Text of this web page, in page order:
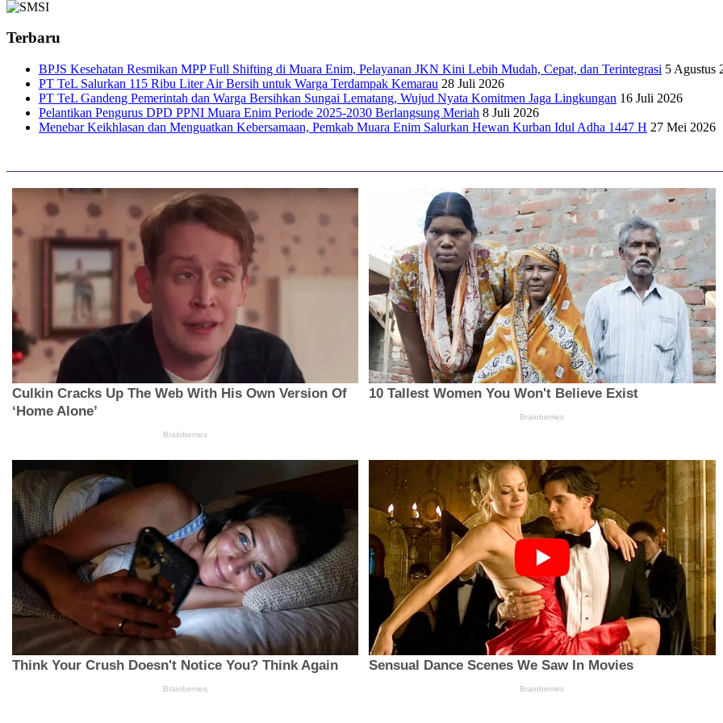
Terbaru
BPJS Kesehatan Resmikan MPP Full Shifting di Muara Enim, Pelayanan JKN Kini Lebih Mudah, Cepat, dan Terintegrasi 5 Agustus
PT TeL Salurkan 115 Ribu Liter Air Bersih untuk Warga Terdampak Kemarau 28 Juli 2026
PT TeL Gandeng Pemerintah dan Warga Bersihkan Sungai Lematang, Wujud Nyata Komitmen Jaga Lingkungan 16 Juli 2026
Pelantikan Pengurus DPD PPNI Muara Enim Periode 2025-2030 Berlangsung Meriah 8 Juli 2026
Menebar Keikhlasan dan Menguatkan Kebersamaan, Pemkab Muara Enim Salurkan Hewan Kurban Idul Adha 1447 H 27 Mei 2026